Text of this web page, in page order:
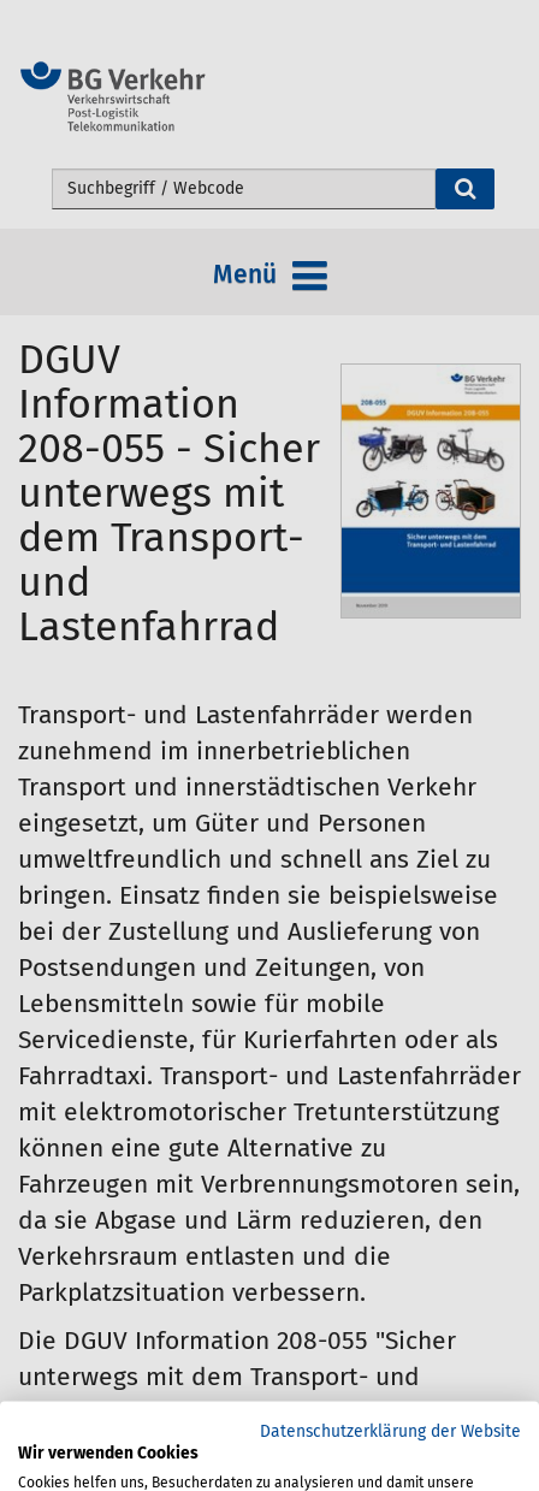
Webseite durchsuchen
Menü
DGUV
Information
208-055 - Sicher
unterwegs mit
dem Transport-
und
Lastenfahrrad
Transport- und Lastenfahrräder werden
zunehmend im innerbetrieblichen
Transport und innerstädtischen Verkehr
eingesetzt, um Güter und Personen
umweltfreundlich und schnell ans Ziel zu
bringen. Einsatz finden sie beispielsweise
bei der Zustellung und Auslieferung von
Postsendungen und Zeitungen, von
Lebensmitteln sowie für mobile
Servicedienste, für Kurierfahrten oder als
Fahrradtaxi. Transport- und Lastenfahrräder
mit elektromotorischer Tretunterstützung
können eine gute Alternative zu
Fahrzeugen mit Verbrennungsmotoren sein,
da sie Abgase und Lärm reduzieren, den
Verkehrsraum entlasten und die
Parkplatzsituation verbessern.
Die DGUV Information 208-055 "Sicher
unterwegs mit dem Transport- und
Auswahl,
Datenschutzerklärung der Website
Wir verwenden Cookies
Cookies helfen uns, Besucherdaten zu analysieren und damit unsere